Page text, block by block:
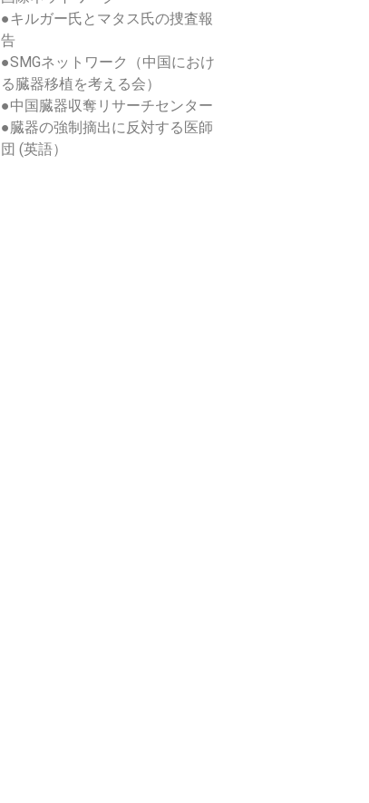
●キルガー氏とマタス氏の捜査報
告
●SMGネットワーク（中国におけ
る臓器移植を考える会）
●中国臓器収奪リサーチセンター
●臓器の強制摘出に反対する医師
団 (英語）